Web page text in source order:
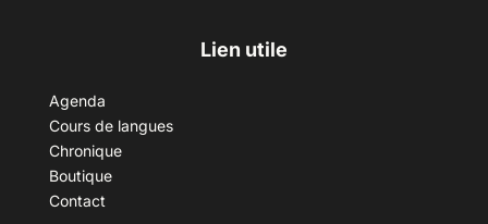
Lien utile
Agenda
Cours de langues
Chronique
Boutique
Contact